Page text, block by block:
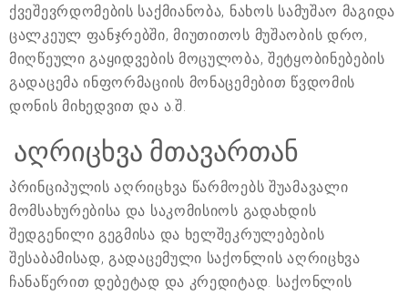
ქვეშევრდომების საქმიანობა, ნახოს სამუშაო მაგიდა
ცალკეულ ფანჯრებში, მიუთითოს მუშაობის დრო,
მიღწეული გაყიდვების მოცულობა, შეტყობინებების
გადაცემა ინფორმაციის მონაცემებით წვდომის
დონის მიხედვით და ა.შ.
აღრიცხვა მთავართან
პრინციპულის აღრიცხვა წარმოებს შუამავალი
მომსახურებისა და საკომისიოს გადახდის
შედგენილი გეგმისა და ხელშეკრულებების
შესაბამისად, გადაცემული საქონლის აღრიცხვა
ჩანაწერით დებეტად და კრედიტად. საქონლის